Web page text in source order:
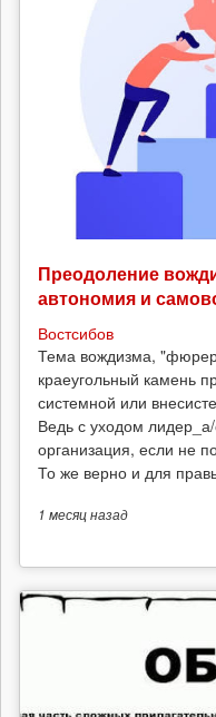
Преодоление
автономия и
Востсибов
Тема вождизма,
краеугольный камень
системной или
Ведь с уходом
организация, если не
То же верно и для
1 месяцназад